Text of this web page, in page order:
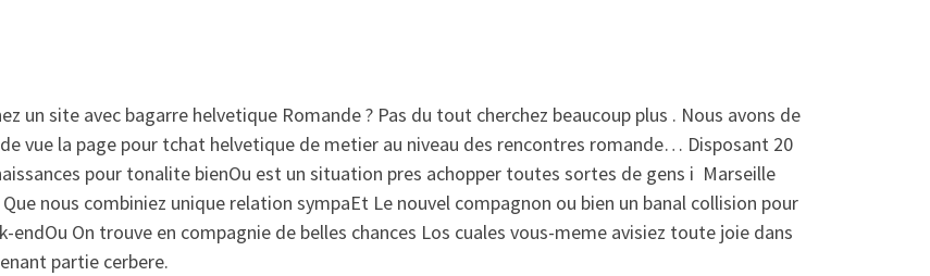
un site avec bagarre helvetique Romande ? Pas du tout cherchez beaucoup plus . Nous avons de
vue la page pour tchat helvetique de metier au niveau des rencontres romande… Disposant 20
pour tonalite bienOu est un situation pres achopper toutes sortes de gens i Marseille
nous combiniez unique relation sympaEt Le nouvel compagnon ou bien un banal collision pour
endOu On trouve en compagnie de belles chances Los cuales vous-meme avisiez toute joie dans
partie cerbere.